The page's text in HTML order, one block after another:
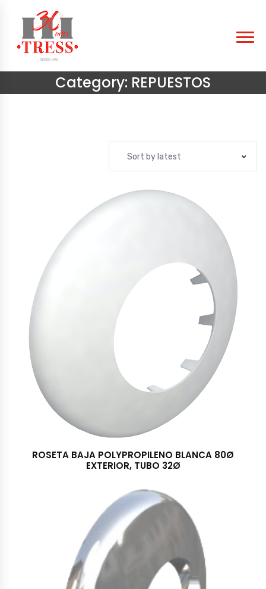
Category: REPUESTOS
Sort by latest
ROSETA BAJA POLYPROPILENO BLANCA 80Ø
EXTERIOR, TUBO 32Ø